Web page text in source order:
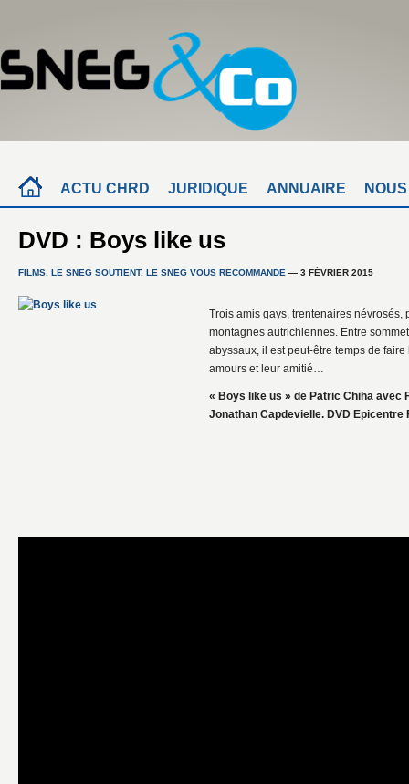
ACTU CHRD JURIDIQUE ANNUAIRE
DVD : Boys like us
FILMS LE SNEG SOUTIENT, LE SNEG VOUS RECOMMANDE — 3 FÉVRIER 2015
Trois amis gays, trentenaires
montagnes autrichiennes. Entre
abyssaux, il est peut-être temps de
amours et leur amitié…
« Boys like us » de Patric Chiha avec
Jonathan Capdevielle. DVD Epicentre